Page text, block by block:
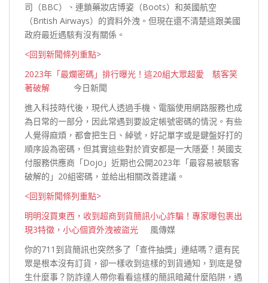
司（BBC）、連鎖藥妝店博姿（Boots）和英國航空
（British Airways）的資料外洩。但現在還不清楚這跟美國
政府最近遇駭有沒有關係。
<回到新聞條列重點>
2023年「最爛密碼」排行曝光！這20組大眾超愛 駭客笑
著破解 今日新聞
進入科技時代後，現代人透過手機、電腦使用網路服務也成
為日常的一部分，因此常遇到要設定帳號密碼的情況。有些
人覺得麻煩，都會把生日、綽號，好記單字或是鍵盤好打的
順序設為密碼，但其實這些對於資安都是一大隱憂！英國支
付服務供應商「Dojo」近期也公開2023年「最容易被駭客
破解的」20組密碼，並給出相關改善建議。
<回到新聞條列重點>
明明沒買東西，收到超商到貨簡訊小心詐騙！專家曝包裹出
現3特徵，小心個資外洩被盜光 風傳媒
你的711到貨簡訊也突然多了「查件抽獎」連結嗎？還有民
眾是根本沒有訂貨，卻一樣收到這樣的到貨通知，到底是發
生什麼事？防詐達人帶你看看這樣的簡訊暗藏什麼陷阱，遇